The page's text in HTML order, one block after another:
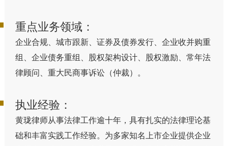
重点业务领域：
企业合规、城市跟新、证券及债券发行、企业收并购重
组、企业债务重组、股权架构设计、股权激励、常年法
律顾问、重大民商事诉讼（仲裁）。
执业经验：
黄珑律师从事法律工作逾十年，具有扎实的法律理论基
础和丰富实践工作经验。为多家知名上市企业提供企业